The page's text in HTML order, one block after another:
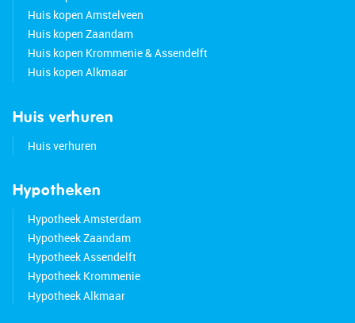
Huis kopen Amstelveen
Huis kopen Zaandam
Huis kopen Krommenie & Assendelft
Huis kopen Alkmaar
Huis verhuren
Huis verhuren
Hypotheken
Hypotheek Amsterdam
Hypotheek Zaandam
Hypotheek Assendelft
Hypotheek Krommenie
Hypotheek Alkmaar